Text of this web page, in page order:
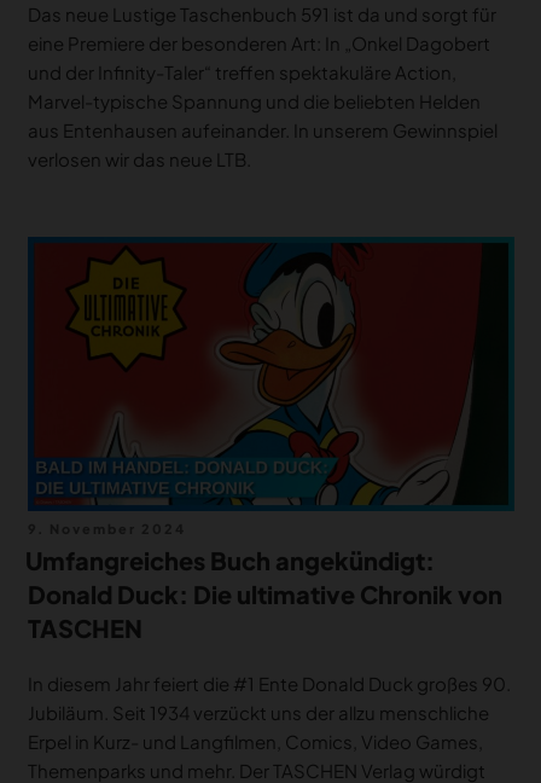
Das neue Lustige Taschenbuch 591 ist da und sorgt für
eine Premiere der besonderen Art: In „Onkel Dagobert
und der Infinity-Taler“ treffen spektakuläre Action,
Marvel-typische Spannung und die beliebten Helden
aus Entenhausen aufeinander. In unserem Gewinnspiel
verlosen wir das neue LTB.
am
Umfangreiches Buch angekündigt:
Donald Duck: Die ultimative Chronik von
TASCHEN
In diesem Jahr feiert die #1 Ente Donald Duck großes 90.
Jubiläum. Seit 1934 verzückt uns der allzu menschliche
Erpel in Kurz- und Langfilmen, Comics, Video Games,
Themenparks und mehr. Der TASCHEN Verlag würdigt